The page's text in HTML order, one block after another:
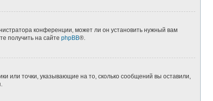
конференции, может ли он установить нужный вам
получить на сайте phpBB®.
или точки, указывающие на то, сколько сообщений вы оставили,